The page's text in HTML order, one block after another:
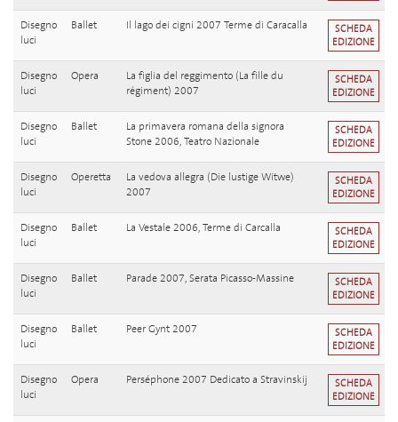
Disegno
luci
Ballet Il lago dei cigni 2007 Terme di Caracalla
SCHEDA
EDIZIONE
Disegno
luci
Opera
La figlia del reggimento (La fille du
régiment) 2007
SCHEDA
EDIZIONE
Disegno
luci
Ballet
La primavera romana della signora
Stone 2006, Teatro Nazionale
SCHEDA
EDIZIONE
Disegno
luci
Operetta
La vedova allegra (Die lustige Witwe)
2007
SCHEDA
EDIZIONE
Disegno
luci
Ballet La Vestale 2006, Terme di Carcalla
SCHEDA
EDIZIONE
Disegno
luci
Ballet Parade 2007, Serata Picasso-Massine
SCHEDA
EDIZIONE
Disegno
luci
Ballet Peer Gynt 2007
SCHEDA
EDIZIONE
Disegno
luci
Opera Perséphone 2007 Dedicato a Stravinskij
SCHEDA
EDIZIONE